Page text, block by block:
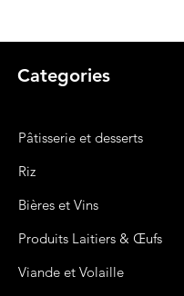
Categories
Pâtisserie et desserts
Riz
Bièreset Vins
Produits Laitiers & Œufs
Viande et Volaille